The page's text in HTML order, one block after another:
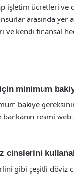
işletim ücretleri
arasında yer
ve kendi finansal
için minimum
bakiye
resmi
cinslerini
gibi çeşitli döviz